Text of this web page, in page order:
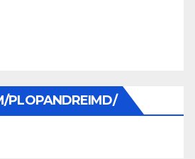
PLOPANDREIMD/